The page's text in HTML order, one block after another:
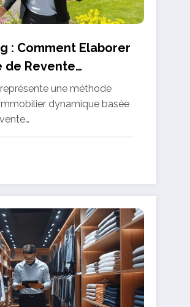
: Comment Elaborer
de Revente
une méthode
dynamique basée